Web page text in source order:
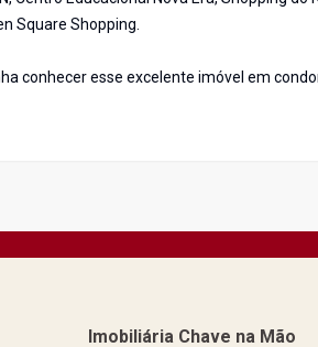
Square Shopping.
conhecer esse excelente imóvel em
Imobiliária Chave na Mão